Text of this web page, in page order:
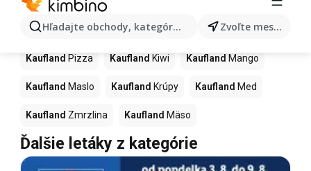
Hľadajte obchody, kategórie, produkty... Zvoľte mesto
Ďalšie produkty v obchodoch
Kaufland
Kaufland Pizza Kaufland Kiwi Kaufland Mango
Kaufland Maslo Kaufland Krúpy Kaufland Med
Kaufland Zmrzlina Kaufland Mäso
Ďalšie letáky z kategórie